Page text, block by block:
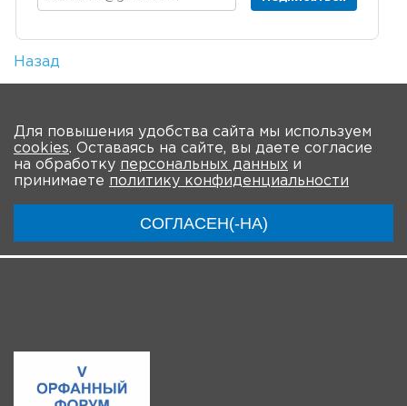
Назад
Для повышения удобства сайта мы используем
cookies. Оставаясь на сайте, вы даете согласие
на обработку персональных данных и
принимаете политику конфиденциальности
СОГЛАСЕН(-НА)
О мероприятии Новости Общая информация
Регистрация